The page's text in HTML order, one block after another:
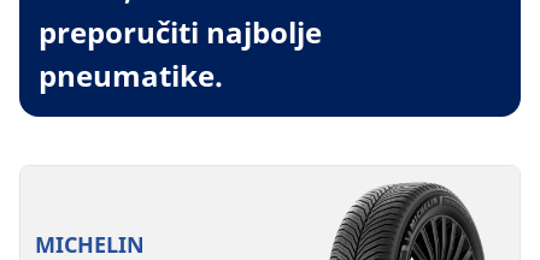
preporučiti najbolje
pneumatike.
MICHELIN